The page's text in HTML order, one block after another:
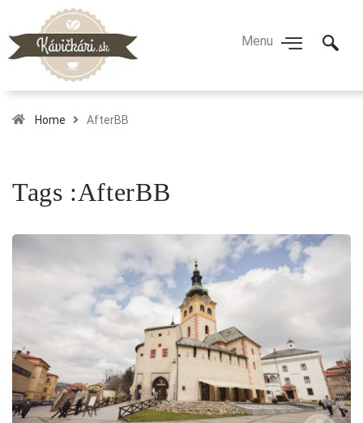
Home AfterBB
Tags :AfterBB